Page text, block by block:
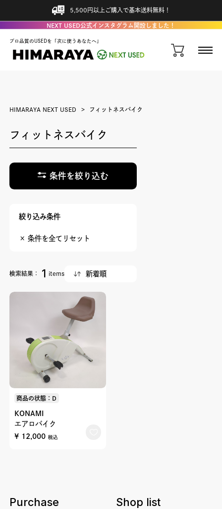
5,500円以上ご購入で基本送料無料！
NEXT USED公式インスタグラム開設しました！
プロ品質のUSEDを「次に使うあなたへ」
HIMARAYA NEXT USED フィットネスバイク
フィットネスバイク
条件を絞り込む
絞り込み条件
× 条件を全てリセット
検索結果： 1 items
商品の状態：D
KONAMI
エアロバイク
¥ 12,000 税込
Purchase Shop list